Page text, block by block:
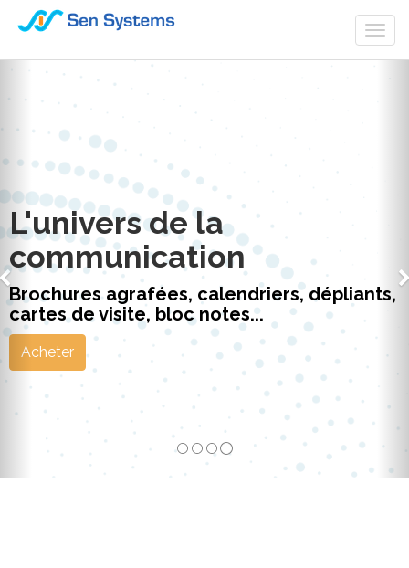
L'univers de la
communication
Brochures agrafées, calendriers, dépliants,
cartes de visite, bloc notes...
Acheter